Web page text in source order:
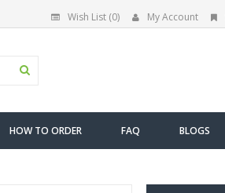
Wish List (0) My Account
HOW TO ORDER FAQ BLOGS